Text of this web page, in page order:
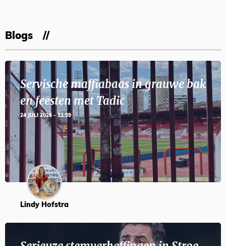
Blogs
Servische maffiabaas in grauwe bak
en feesten met Tadic
24 JULI 2026 - 11:59
Lindy Hofstra